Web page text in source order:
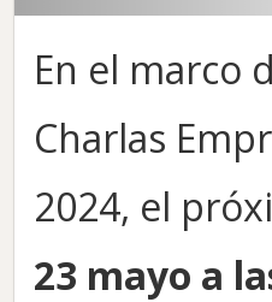
En el marco
Charlas
2024, el
23 mayo a